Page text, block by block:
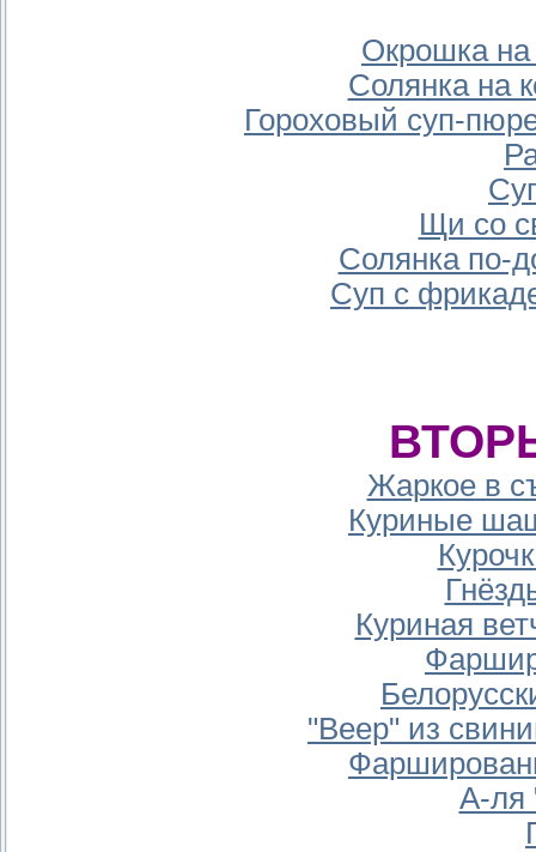
Окрошка на
Солянка на
Гороховый суп-
Щи со
Солянка по-
Суп с
Жаркое в
Куриные
Куриная
"Веер" из
А-ля